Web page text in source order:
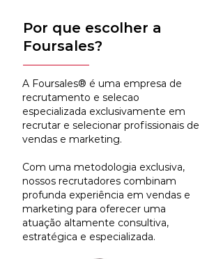
Por que escolher a
Foursales?
A Foursales® é uma empresa de
recrutamento e selecao
especializada exclusivamente em
recrutar e selecionar profissionais de
vendas e marketing.
Com uma metodologia exclusiva,
nossos recrutadores combinam
profunda experiência em vendas e
marketing para oferecer uma
atuação altamente consultiva,
estratégica e especializada.